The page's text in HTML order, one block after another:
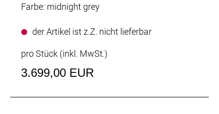
Farbe: midnight grey
der Artikel ist z.Z. nicht lieferbar
pro Stück (inkl. MwSt.)
3.699,00 EUR